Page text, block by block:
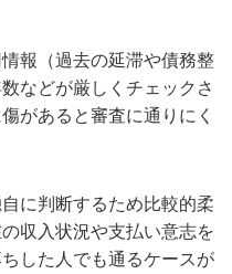
報（過去の延滞や債務整
などが厳しくチェックさ
があると審査に通りにく
に判断するため比較的柔
収入状況や支払い意志を
した人でも通るケースが